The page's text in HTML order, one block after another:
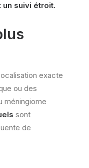
suivi étroit.
exacte
ou des
méningiome
sont
de